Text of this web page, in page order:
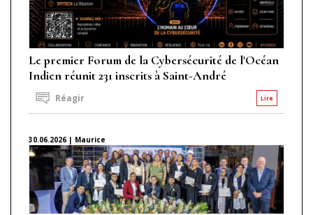
Le premier Forum de la Cybersécurité de l'Océan
Indien réunit 231 inscrits à Saint-André
Lire
Réagir
30.06.2026 | Maurice